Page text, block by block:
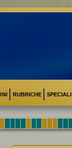
RUBRICHE SPECIALI